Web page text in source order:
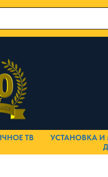
ТВ УСТАНОВКА